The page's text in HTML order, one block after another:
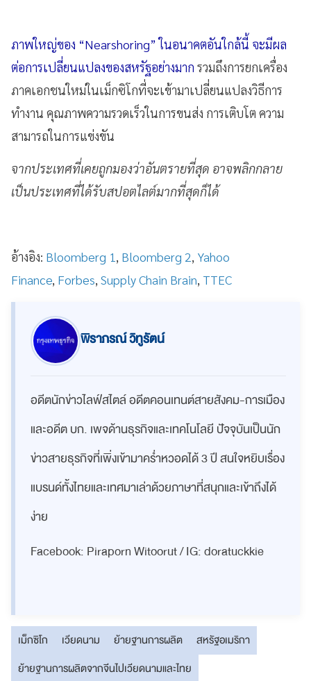
ภาพใหญ่ของ “Nearshoring” ในอนาคตอันใกล้นี้ จะมีผล
ต่อการเปลี่ยนแปลงของสหรัฐอย่างมาก รวมถึงการยกเครื่อง
ภาคเอกชนใหม่ในเม็กซิโกที่จะเข้ามาเปลี่ยนแปลงวิธีการ
ทำงาน คุณภาพความรวดเร็วในการขนส่ง การเติบโต ความ
สามารถในการแข่งขัน
จากประเทศที่เคยถูกมองว่าอันตรายที่สุด อาจพลิกกลาย
เป็นประเทศที่ได้รับสปอตไลต์มากที่สุดก็ได้
อ้างอิง: Bloomberg 1 , Bloomberg 2, Yahoo
Finance, Forbes, Supply Chain Brain, TTEC
พิราภรณ์ วิทูรัตน์
อดีตนักข่าวไลฟ์สไตล์ อดีตคอนเทนต์สายสังคม-การเมือง
และอดีต บก. เพจด้านธุรกิจและเทคโนโลยี ปัจจุบันเป็นนัก
ข่าวสายธุรกิจที่เพิ่งเข้ามาคร่ำหวอดได้ 3 ปี สนใจหยิบเรื่อง
แบรนด์ทั้งไทยและเทศมาเล่าด้วยภาษาที่สนุกและเข้าถึงได้
ง่าย
Facebook: Piraporn Witoorut / IG: doratuckkie
เม็กซิโก เวียดนาม ย้ายฐานการผลิต
สหรัฐอเมริกา
ย้ายฐานการผลิตจากจีนไปเวียดนามและไทย